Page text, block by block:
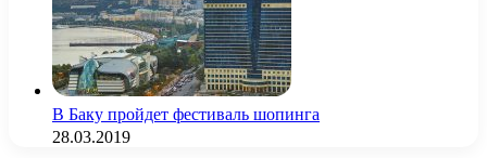
В Баку пройдет фестиваль шопинга
28.03.2019